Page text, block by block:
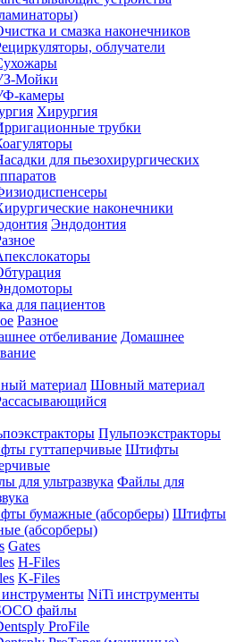
и смазка наконечников
облучатели
Мойки
камеры
Хирургия
трубки
для пьезохирургических
наконечники
Эндодонтия
для пациентов
Разное
Домашнее
Шовный материал
Пульпоэкстракторы
Штифты
Файлы для
Штифты
(абсорберы)
Gates
H-Files
K-Files
NiTi инструменты
файлы
ProFile